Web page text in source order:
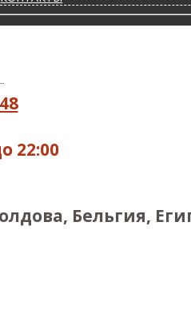
22:00
Бельгия,